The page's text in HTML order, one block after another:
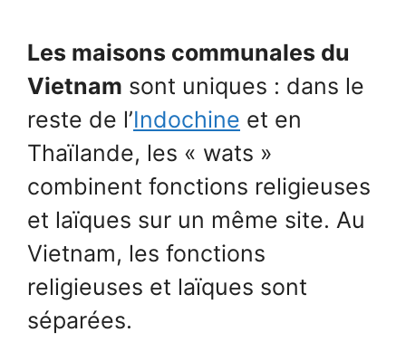
Les maisons communales du
Vietnam sont uniques : dans le
reste de l’Indochine et en
Thaïlande, les « wats »
combinent fonctions religieuses
et laïques sur un même site. Au
Vietnam, les fonctions
religieuses et laïques sont
séparées.